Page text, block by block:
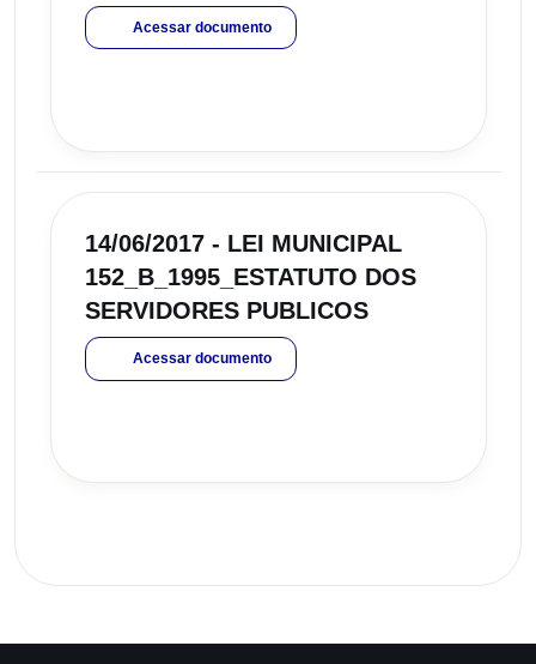
Acessar documento
14/06/2017 - LEI MUNICIPAL
152_B_1995_ESTATUTO DOS
SERVIDORES PUBLICOS
Acessar documento